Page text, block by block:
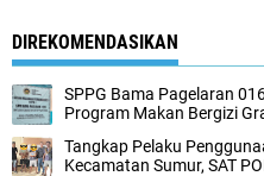
DIREKOMENDASIKAN
SPPG Bama Pagelaran
Program Makan Bergizi
Tangkap Pelaku
Kecamatan Sumur, SAT